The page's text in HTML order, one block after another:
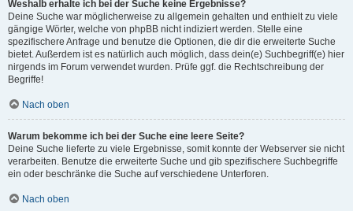
Weshalb erhalte ich bei der Suche keine Ergebnisse?
Deine Suche war möglicherweise zu allgemein gehalten und enthielt zu viele
gängige Wörter, welche von phpBB nicht indiziert werden. Stelle eine
spezifischere Anfrage und benutze die Optionen, die dir die erweiterte Suche
bietet. Außerdem ist es natürlich auch möglich, dass dein(e) Suchbegriff(e) hier
nirgends im Forum verwendet wurden. Prüfe ggf. die Rechtschreibung der
Begriffe!
Nach oben
Warum bekomme ich bei der Suche eine leere Seite?
Deine Suche lieferte zu viele Ergebnisse, somit konnte der Webserver sie nicht
verarbeiten. Benutze die erweiterte Suche und gib spezifischere Suchbegriffe
ein oder beschränke die Suche auf verschiedene Unterforen.
Nach oben